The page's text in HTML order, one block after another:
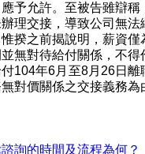
予允許。至被告雖辯稱
理交接，導致公司無
揆之前揭說明，薪資
無對待給付關係，不
104年6月至8月26日離
對價關係之交接義務
詢的時間及流程為何？